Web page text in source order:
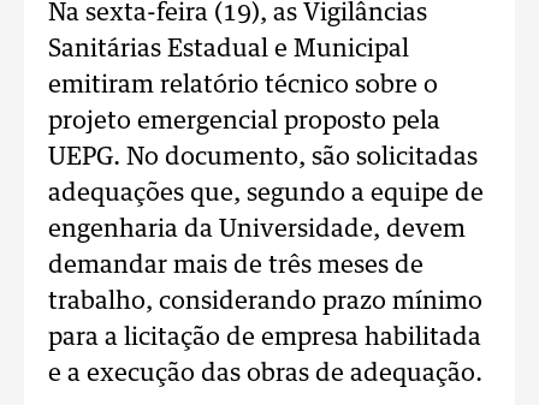
Na sexta-feira (19), as Vigilâncias
Sanitárias Estadual e Municipal
emitiram relatório técnico sobre o
projeto emergencial proposto pela
UEPG. No documento, são solicitadas
adequações que, segundo a equipe de
engenharia da Universidade, devem
demandar mais de três meses de
trabalho, considerando prazo mínimo
para a licitação de empresa habilitada
e a execução das obras de adequação.